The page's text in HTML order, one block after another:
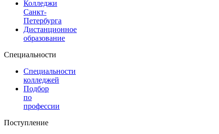
Колледжи
Санкт-
Петербурга
Дистанционное
образование
Специальности
Специальности
колледжей
Подбор
по
профессии
Поступление